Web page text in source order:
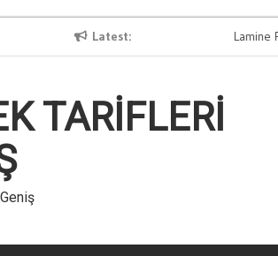
Latest Lamine Parke
TARIFLERI